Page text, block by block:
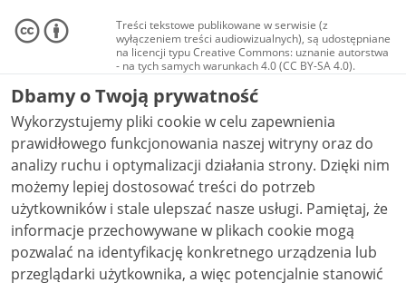
Treści tekstowe publikowane w serwisie (z
wyłączeniem treści audiowizualnych), są udostępniane
na licencji typu Creative Commons: uznanie autorstwa
- na tych samych warunkach 4.0 (CC BY-SA 4.0).
Materiały audiowizualne, w tym zdjęcia, materiały
audio i wideo, są udostępniane na licencji typu
Creative Commons: uznanie autorstwa użycie
niekomercyjne - bez utworów zależnych 4.0 (CC BY-
NC-ND 4.0), o ile nie jest to stwierdzone inaczej.
Dbamy o Twoją prywatność
Wykorzystujemy pliki cookie w celu zapewnienia
prawidłowego funkcjonowania naszej witryny oraz do
analizy ruchu i optymalizacji działania strony. Dzięki nim
możemy lepiej dostosować treści do potrzeb
użytkowników i stale ulepszać nasze usługi. Pamiętaj, że
informacje przechowywane w plikach cookie mogą
pozwalać na identyfikację konkretnego urządzenia lub
przeglądarki użytkownika, a więc potencjalnie stanowić